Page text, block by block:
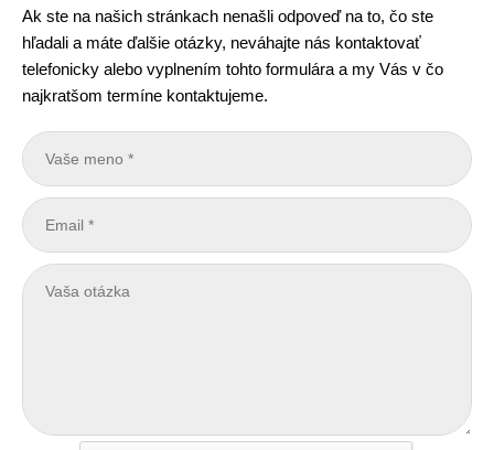
Ak ste na našich stránkach nenašli odpoveď na to, čo ste
hľadali a máte ďalšie otázky, neváhajte nás kontaktovať
telefonicky alebo vyplnením tohto formulára a my Vás v čo
najkratšom termíne kontaktujeme.